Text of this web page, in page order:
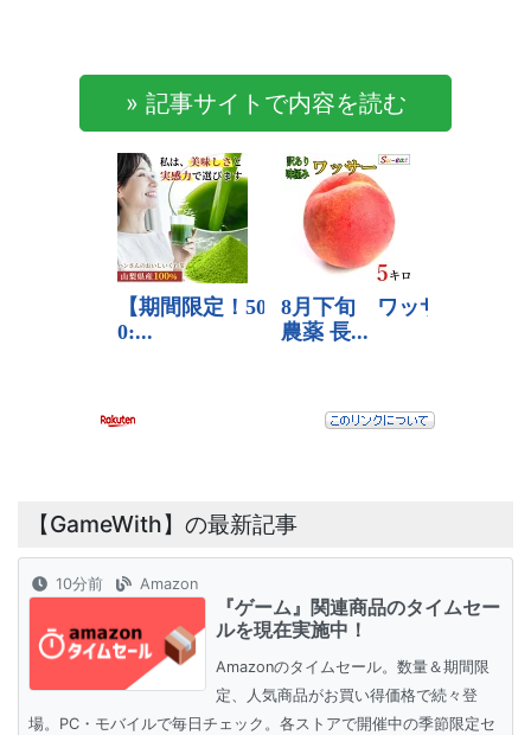
» 記事サイトで内容を読む
【GameWith】の最新記事
10分前 Amazon
『ゲーム』関連商品のタイムセー
ルを現在実施中！
Amazonのタイムセール。数量＆期間限
定、人気商品がお買い得価格で続々登
場。PC・モバイルで毎日チェック。各ストアで開催中の季節限定セ